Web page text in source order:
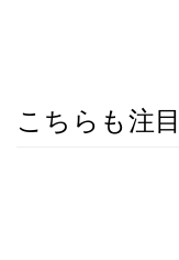
こちらも注目